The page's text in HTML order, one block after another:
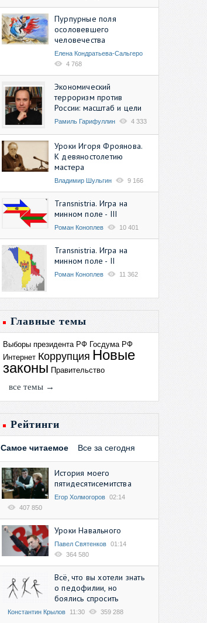
Пурпурные поля
осоловевшего
человечества
Елена Кондратьева-Сальгеро
4 768
Экономический
терроризм против
России: масштаб и цели
Рамиль Гарифуллин 4 333
Уроки Игоря Фроянова.
К девяностолетию
мастера
Владимир Шульгин 9 166
Transnistria. Игра на
минном поле - III
Роман Коноплев 10 401
Transnistria. Игра на
минном поле - II
Роман Коноплев 11 362
Главные темы
Выборы президента РФ Госдума РФ
Интернет Коррупция Новые
законы Правительство
все темы →
Рейтинги
Самое читаемое Все за сегодня
История моего
пятидесятисемитства
Егор Холмогоров 02:14
407 850
Уроки Навального
Павел Святенков 01:14
364 580
Всё, что вы хотели знать
о педофилии, но
боялись спросить
Константин Крылов 11:30 359 288